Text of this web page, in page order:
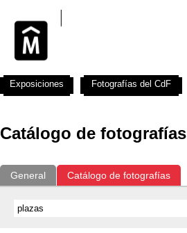
Catálogo de fotografías
General Catálogo de fotografías
Exposiciones Fotografías del CdF